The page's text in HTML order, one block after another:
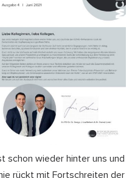
schon wieder hinter uns und
rückt mit Fortschreiten der